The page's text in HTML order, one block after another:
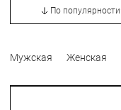
По популярности
Мужская Женская